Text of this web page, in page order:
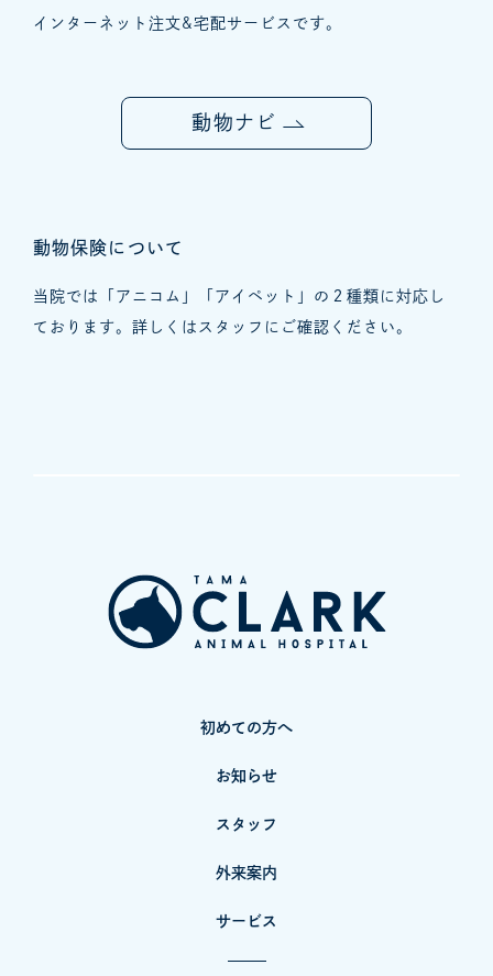
インターネット注文&宅配サービスです。
動物ナビ
動物保険について
当院では「アニコム」「アイペット」の２種類に対応し
ております。詳しくはスタッフにご確認ください。
初めての方へ
お知らせ
スタッフ
外来案内
サービス